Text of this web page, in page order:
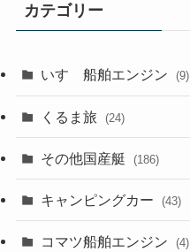
カテゴリー
いすゞ船舶エンジン (9)
くるま旅 (24)
その他国産艇 (186)
キャンピングカー (43)
コマツ船舶エンジン (4)